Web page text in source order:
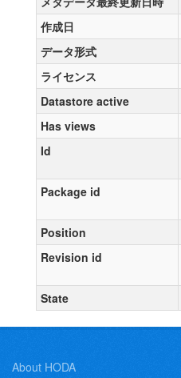
作成日
データ形式
ライセンス
Datastore active
Has views
Id
Package id
Position
Revision id
State
About HODA